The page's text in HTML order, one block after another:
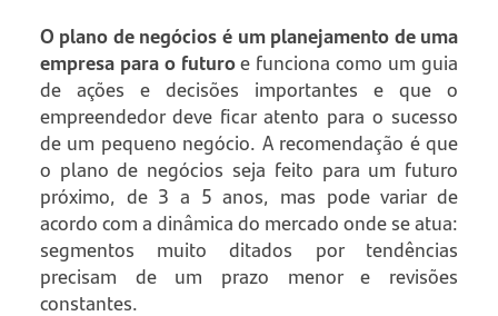
O plano de negócios é um planejamento de uma
empresa para o futuroe funciona como um guia
de ações e decisões importantes e que o
empreendedor deve ficar atento para o sucesso
de um pequeno negócio. A recomendação é que
o plano de negócios seja feito para um futuro
próximo, de 3 a 5 anos, mas pode variar de
acordo com a dinâmica do mercado onde se atua:
segmentos muito ditados por tendências
precisam de um prazo menor e revisões
constantes.